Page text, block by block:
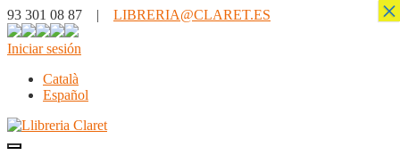
93 301 08 87 | LIBRERIA@CLARET.ES
Iniciar sesión
Català
Español
×